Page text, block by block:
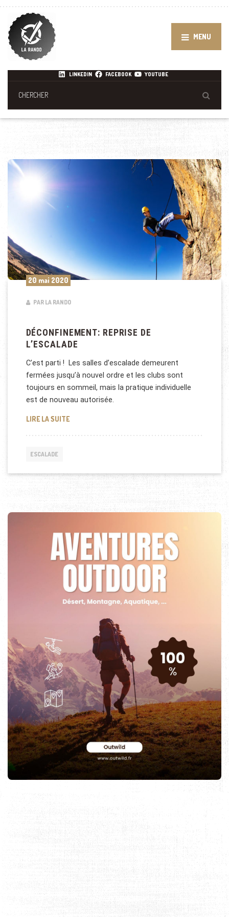
MENU
LINKEDIN FACEBOOK YOUTUBE
20 mai 2020
PAR LA RANDO
DÉCONFINEMENT: REPRISE DE
L’ESCALADE
C’est parti ! Les salles d’escalade demeurent
fermées jusqu’à nouvel ordre et les clubs sont
toujours en sommeil, mais la pratique individuelle
est de nouveau autorisée.
LIRE LA SUITEDÉCONFINEMENT: REPRISE DE L’ESCALADE
ESCALADE